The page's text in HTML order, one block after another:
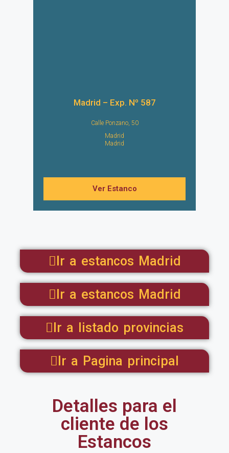
Madrid – Exp. Nº 587
Calle Ponzano, 50
Madrid
Madrid
Ver Estanco
Ir a estancos Madrid
Ir a estancos Madrid
Ir a listado provincias
Ir a Pagina principal
Detalles para el
cliente de los
Estancos